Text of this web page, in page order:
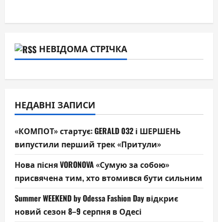
НЕВІДОМА СТРІЧКА
НЕДАВНІ ЗАПИСИ
«КОМПОТ» стартує: GERALD 032 і ШЕРШЕНЬ
випустили перший трек «Притули»
Нова пісня VORONOVA «Сумую за собою»
присвячена тим, хто втомився бути сильним
Summer WEEKEND by Odessa Fashion Day відкриє
новий сезон 8–9 серпня в Одесі